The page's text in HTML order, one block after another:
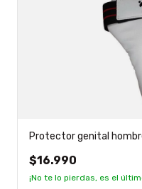
Protector genital
$16.990
¡No te lo pierdas, es el